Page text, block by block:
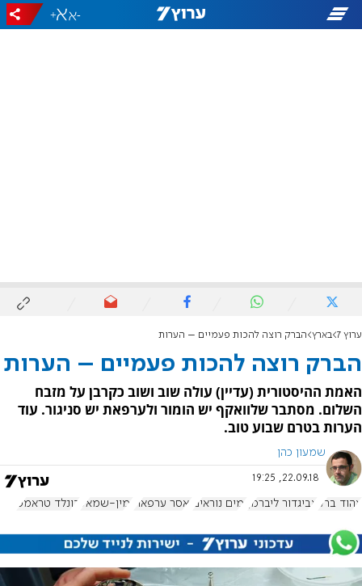
-
+
ערוץ 7 בארץ הברק רוצה להכות פעמיים – הערות
הברק רוצה להכות פעמיים – הערות
האמת ההיסטורית (עדיין) עולה שוב ושוב כקרבן על מזבח
השלום. מסתבר שלוואקף יש הומור ולערפאת יש סניגור. עוד
הערות בטרם שבוע טוב.
שמעון כהן
22.09.18, 19:25
אהוד ברק אביגדור ליברמן ימים נוראים יאסר ערפאת ימין-שמאל דונלד טראמפ